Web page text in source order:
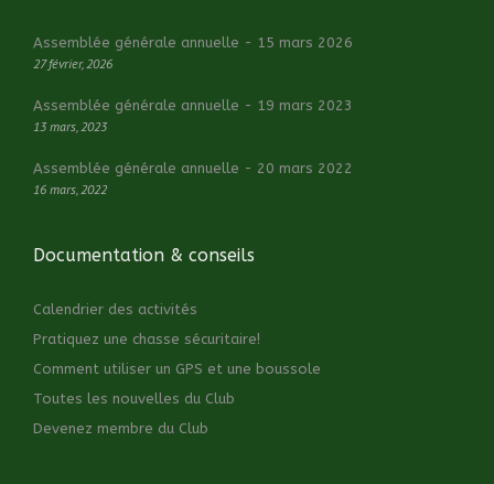
Assemblée générale annuelle - 15 mars 2026
27 février, 2026
Assemblée générale annuelle - 19 mars 2023
13 mars, 2023
Assemblée générale annuelle - 20 mars 2022
16 mars, 2022
Documentation & conseils
Calendrier des activités
Pratiquez une chasse sécuritaire!
Comment utiliser un GPS et une boussole
Toutes les nouvelles du Club
Devenez membre du Club